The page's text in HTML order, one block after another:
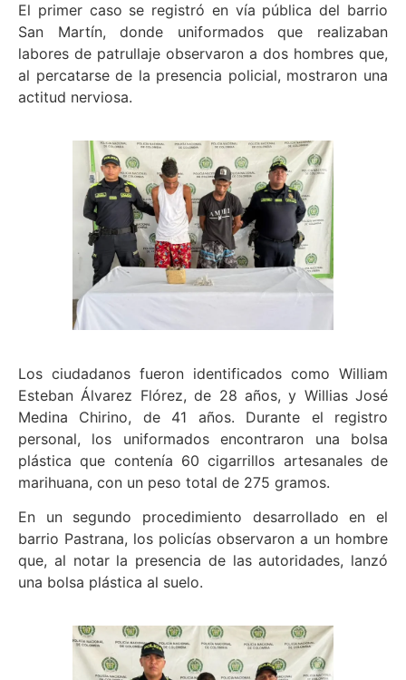
El primer caso se registró en vía pública del barrio
San Martín, donde uniformados que realizaban
labores de patrullaje observaron a dos hombres que,
al percatarse de la presencia policial, mostraron una
actitud nerviosa.
Los ciudadanos fueron identificados como William
Esteban Álvarez Flórez, de 28 años, y Willias José
Medina Chirino, de 41 años. Durante el registro
personal, los uniformados encontraron una bolsa
plástica que contenía 60 cigarrillos artesanales de
marihuana, con un peso total de 275 gramos.
En un segundo procedimiento desarrollado en el
barrio Pastrana, los policías observaron a un hombre
que, al notar la presencia de las autoridades, lanzó
una bolsa plástica al suelo.